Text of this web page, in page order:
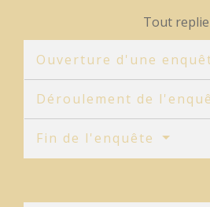
Tout
Ouverture d'une
Déroulement de
Fin de l'enquête